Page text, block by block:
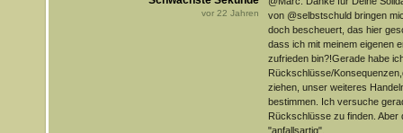
vor 22 Jahren
von @selbstschuld bringen
doch bescheuert, das hier
dass ich mit meinem eigenen
zufrieden bin?!Gerade habe
Rückschlüsse/
ziehen, unser weiteres
bestimmen. Ich versuche
Rückschlüsse zu finden. Aber
"anfallsartig".